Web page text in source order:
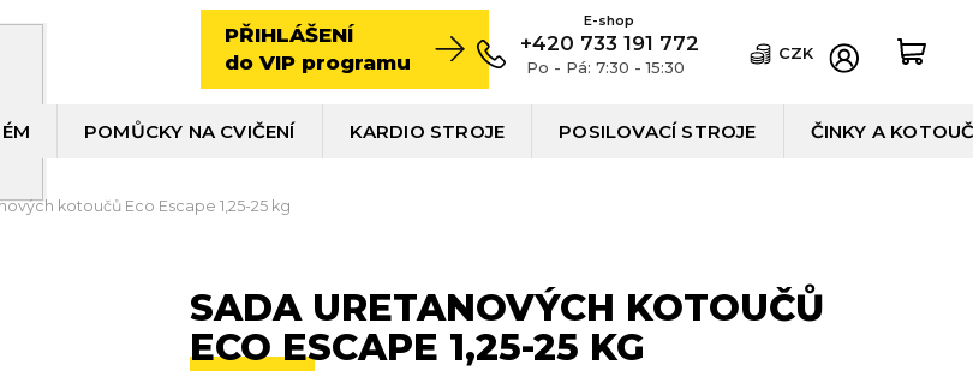
PŘIHLÁŠENÍ
do VIP programu
+420 733 191 772
Po - Pá: 7:30 - 15:30
CZK
POMŮCKY NA CVIČENÍ KARDIO STROJE POSILOVACÍ STROJE ČINKY A
kotoučů Eco Escape 1,25-25 kg
SADA URETANOVÝCH KOTOUČŮ
ECO ESCAPE 1,25-25 KG